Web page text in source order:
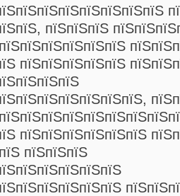
пїЅпїЅпїЅ
пїЅпїЅпїЅпїЅпїЅ
пїЅпїЅпїЅпїЅпїЅпїЅ
пїЅпїЅпїЅ